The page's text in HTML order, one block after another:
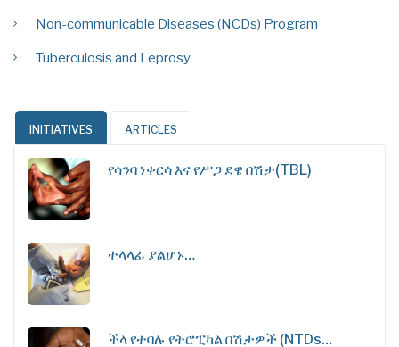
Non-communicable Diseases (NCDs) Program
Tuberculosis and Leprosy
INITIATIVES ARTICLES
የሳንባ ነቀርሳ እና የሥጋ ደዌ በሽታ(TBL)
ተላላፊ ያልሆኑ…
ችላ የተባሉ የትሮፒካል በሽታዎች (NTDs…